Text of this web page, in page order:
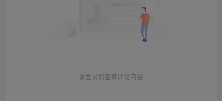
请登录后查看评论内容